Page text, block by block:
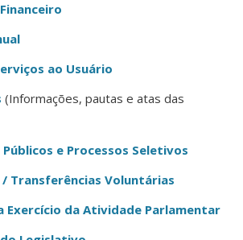
ao Usuário
(Informações, pautas e atas das
e Processos Seletivos
/ Transferências Voluntárias
Exercício da Atividade Parlamentar